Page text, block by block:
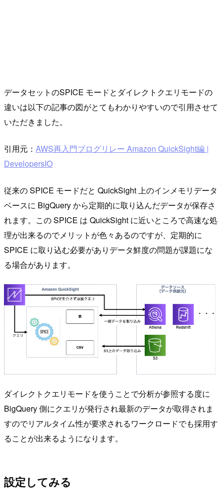
データセットのSPICE モードとダイレクトクエリモードの
違いは以下の記事の図がとてもわかりやすいので引用させて
いただきました。
引用元： AWS再入門ブログリレー Amazon QuickSight編 |
DevelopersIO
従来の SPICE モードだと QuickSight 上のインメモリデータ
ベースに BigQuery から定期的に取り込んだデータが保存さ
れます。この SPICE は QuickSight に近いところで高速な処
理が出来るのでメリットが色々あるのですが、定期的に
SPICE に取り込む必要がありデータ鮮度の問題が課題にな
る場合があります。
ダイレクトクエリモードを使うことで分析が参照する度に
BigQuery 側にクエリが発行され最新のデータが取得されま
すのでリアルタイム性が要求されるワークロードでも採用す
ることが出来るようになります。
設定してみる